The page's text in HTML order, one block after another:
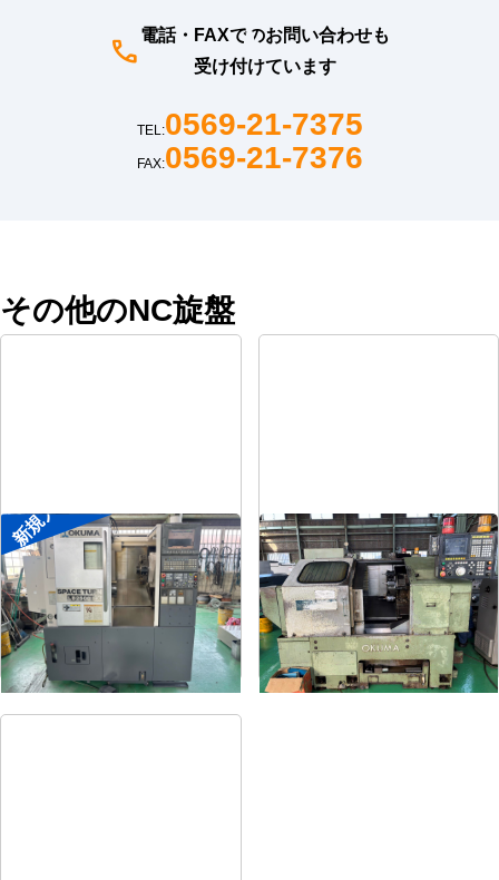
電話・FAXでのお問い合わせも
受け付けています
TEL:0569-21-7375
FAX:0569-21-7376
その他のNC旋盤
新規入荷
8″NC旋盤
メーカー オークマ
形 式LB2500EX
年 式
8″NC旋盤
メーカー オークマ
形 式LB-12
年 式1989